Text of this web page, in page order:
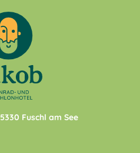
5330 Fuschl am See